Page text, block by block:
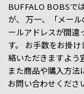
BUFFALO BOBSで
が、 万一、「メー
ールアドレスが間違
す。 お手数をお掛
絡いただきますよう
また商品や購入方
お問い合わせくださ